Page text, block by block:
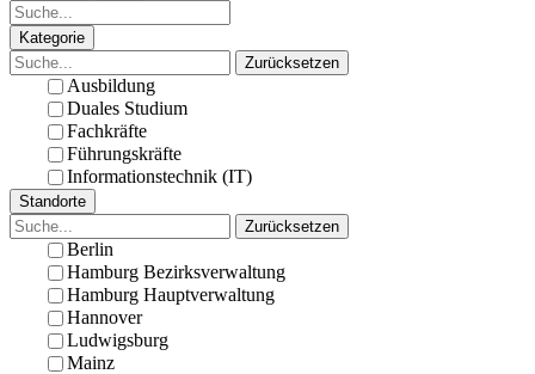
Kategorie
Zurücksetzen
Ausbildung
Duales Studium
Fachkräfte
Führungskräfte
Informationstechnik (IT)
Standorte
Zurücksetzen
Berlin
Hamburg Bezirksverwaltung
Hamburg Hauptverwaltung
Hannover
Ludwigsburg
Mainz